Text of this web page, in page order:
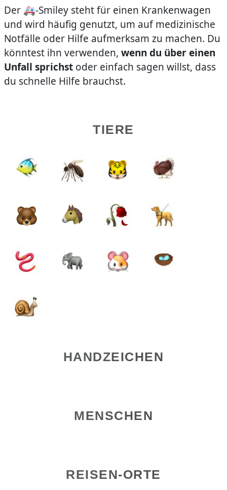
Der 🚑-Smiley steht für einen Krankenwagen
und wird häufig genutzt, um auf medizinische
Notfälle oder Hilfe aufmerksam zu machen. Du
könntest ihn verwenden, wenn du über einen
Unfall sprichstoder einfach sagen willst, dass
du schnelle Hilfe brauchst.
TIERE
HANDZEICHEN
MENSCHEN
REISEN-ORTE